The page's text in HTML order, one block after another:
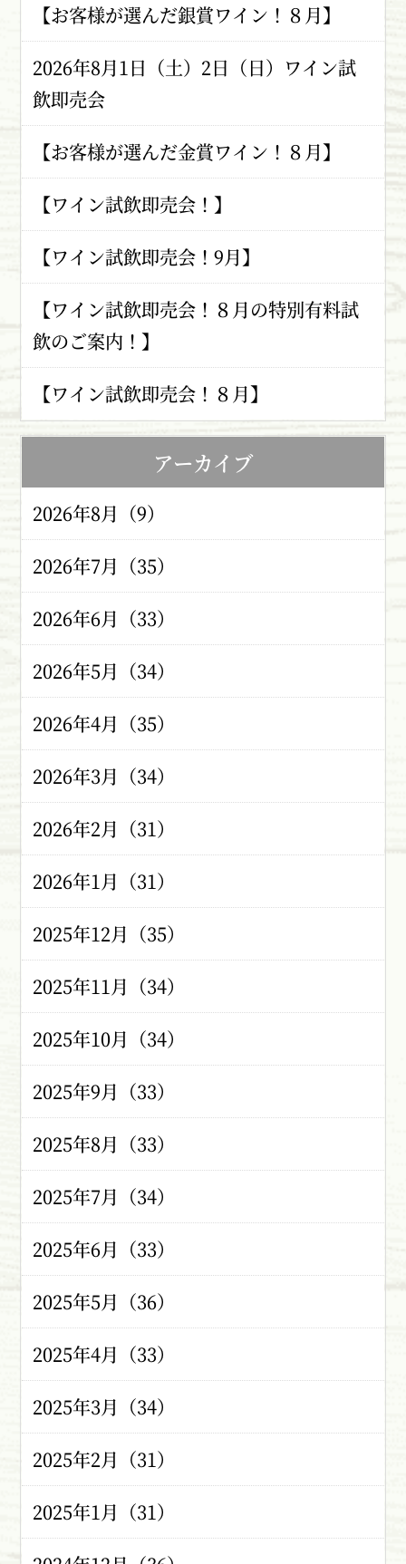
【お客様が選んだ銀賞ワイン！８月】
2026年8月1日（土）2日（日）ワイン試
飲即売会
【お客様が選んだ金賞ワイン！８月】
【ワイン試飲即売会！】
【ワイン試飲即売会！9月】
【ワイン試飲即売会！８月の特別有料試
飲のご案内！】
【ワイン試飲即売会！８月】
アーカイブ
2026年8月（9）
2026年7月（35）
2026年6月（33）
2026年5月（34）
2026年4月（35）
2026年3月（34）
2026年2月（31）
2026年1月（31）
2025年12月（35）
2025年11月（34）
2025年10月（34）
2025年9月（33）
2025年8月（33）
2025年7月（34）
2025年6月（33）
2025年5月（36）
2025年4月（33）
2025年3月（34）
2025年2月（31）
2025年1月（31）